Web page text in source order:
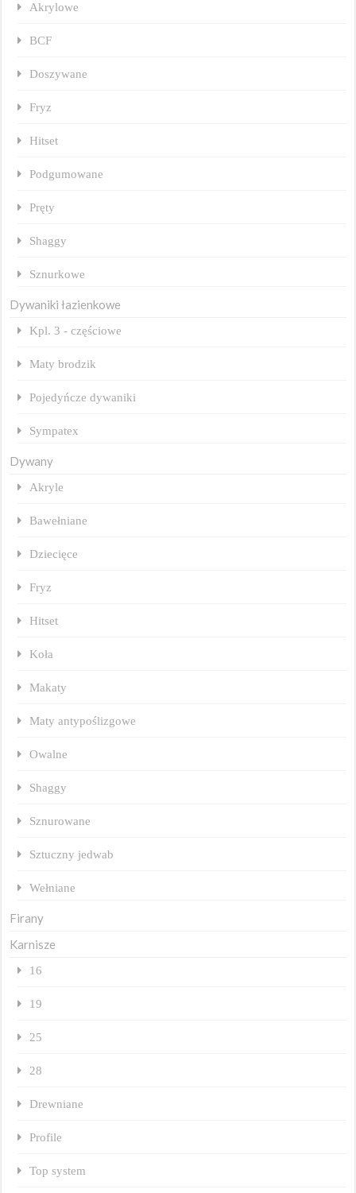
Akrylowe
BCF
Doszywane
Fryz
Hitset
Podgumowane
Pręty
Shaggy
Sznurkowe
Dywaniki łazienkowe
Kpl. 3 - częściowe
Maty brodzik
Pojedyńcze dywaniki
Sympatex
Dywany
Akryle
Bawełniane
Dziecięce
Fryz
Hitset
Koła
Makaty
Maty antypoślizgowe
Owalne
Shaggy
Sznurowane
Sztuczny jedwab
Wełniane
Firany
Karnisze
16
19
25
28
Drewniane
Profile
Top system